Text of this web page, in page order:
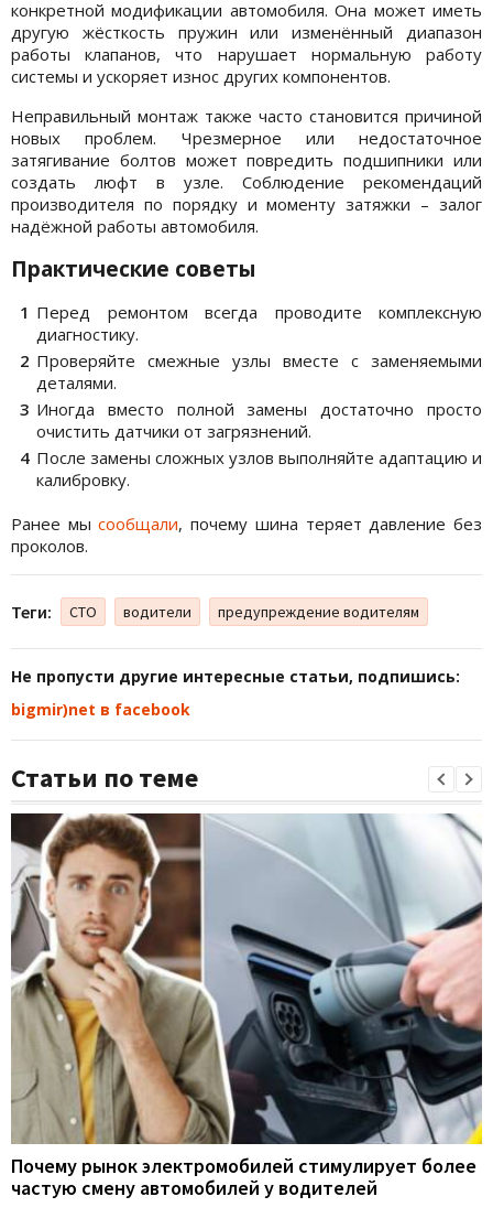
конкретной модификации автомобиля. Она может иметь
другую жёсткость пружин или изменённый диапазон
работы клапанов, что нарушает нормальную работу
системы и ускоряет износ других компонентов.
Неправильный монтаж также часто становится причиной
новых проблем. Чрезмерное или недостаточное
затягивание болтов может повредить подшипники или
создать люфт в узле. Соблюдение рекомендаций
производителя по порядку и моменту затяжки – залог
надёжной работы автомобиля.
Практические советы
Перед ремонтом всегда проводите комплексную
диагностику.
Проверяйте смежные узлы вместе с заменяемыми
деталями.
Иногда вместо полной замены достаточно просто
очистить датчики от загрязнений.
После замены сложных узлов выполняйте адаптацию и
калибровку.
Ранее мысообщали, почему шина теряет давление без
проколов.
Теги: СТО водители предупреждение водителям
Не пропусти другие интересные статьи, подпишись:
bigmir)net в facebook
Статьи по теме
Почему рынок электромобилей стимулирует более
частую смену автомобилей у водителей